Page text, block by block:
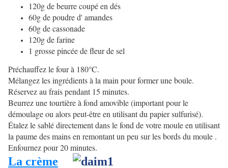
120g de beurre coupé en dés
60g de poudre d' amandes
60g de cassonade
120g de farine
1 grosse pincée de fleur de sel
Préchauffez le four à 180°C.
Mélangez les ingrédients à la main pour former une boule.
Réservez au frais pendant 15 minutes.
Beurrez une tourtière à fond amovible (important pour le
démoulage ou alors peut-être en utilisant du papier sulfurisé).
Étalez le sablé directement dans le fond de votre moule en utilisant
la paume des mains en remontant un peu sur les bords du moule .
Enfournez pour 20 minutes.
La crème